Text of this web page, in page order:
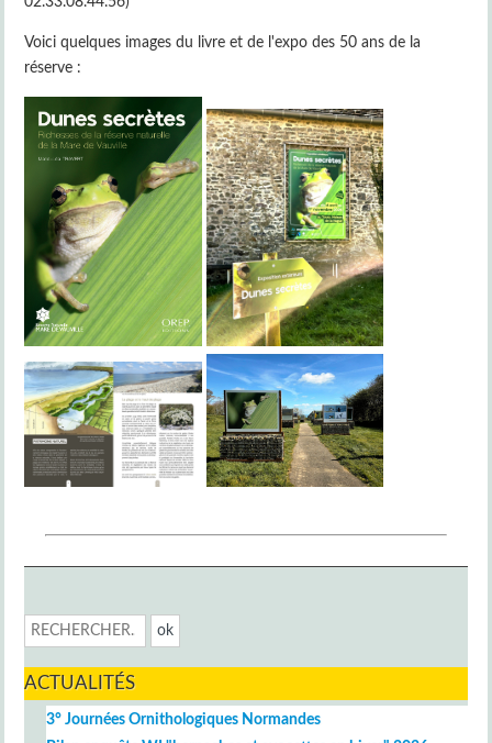
Voici quelques images du livre et de l'expo des 50 ans de la
réserve :
ACTUALITÉS
3° Journées Ornithologiques Normandes